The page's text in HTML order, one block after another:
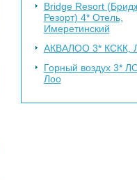
Bridge Resort
Резорт) 4* Отель,
Имеретинский
АКВАЛОО 3* КСКК,
Горный воздух 3*
Лоо